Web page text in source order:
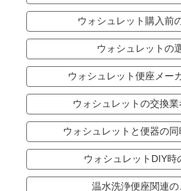
ウォシュレット購入前
ウォシュレットの
ウォシュレット便座メー
ウォシュレットの交換
ウォシュレットと便器の
ウォシュレットDIY時
温水洗浄便座関連の